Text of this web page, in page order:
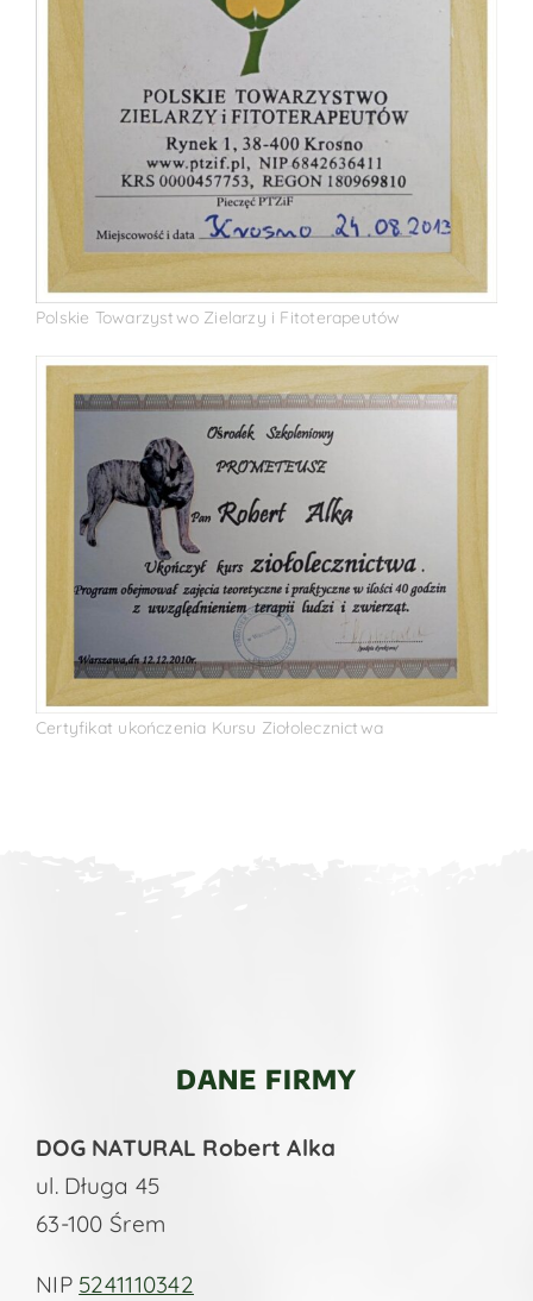
Polskie Towarzystwo Zielarzy i Fitoterapeutów
Certyfikat ukończenia Kursu Ziołolecznictwa
DANE FIRMY
DOG NATURAL Robert Alka
ul. Długa 45
63-100 Śrem
NIP 5241110342